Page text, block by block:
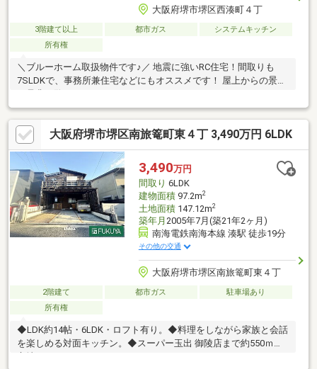
大阪府堺市堺区西湊町４丁
3階建て以上 都市ガス
システムキッチン
所有権
＼ブルーホーム取扱物件です♪／ 地震に強いRC住宅！間取りも
7SLDKで、事務所兼住宅などにもオススメです！ 屋上からの景色
大阪府堺市堺区南旅篭町東４丁 3,490万円 6LDK
3,490万円
間取り 6LDK
建物面積97.2m2
土地面積147.12m2
築年月 2005年7月(築21年2ヶ月)
南海電鉄南海本線 湊駅 徒歩19分
その他の交通
大阪府堺市堺区南旅篭町東４丁
2階建て 都市ガス
駐車場あり
所有権
◆LDK約14帖・6LDK・ロフト有り。◆料理をしながら家族と会話
を楽しめる対面キッチン。◆スーパー玉出 御陵店まで約550ｍの